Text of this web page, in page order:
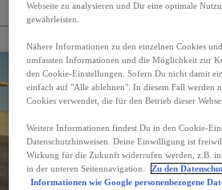
Angebote für
Webseite zu analysieren und Dir eine optimale
gewährleisten.
Nähere Informationen zu den einzelnen Cookies
umfassten Informationen und die Möglichkeit zur
den Cookie-Einstellungen. Sofern Du nicht damit
einfach auf "Alle ablehnen". In diesem Fall werden
Cookies verwendet, die für den Betrieb dieser
Weitere Informationen findest Du in den Cookie-
Datenschutzhinweisen. Deine Einwilligung ist
Wirkung für die Zukunft widerrufen werden, z.B.
in der unteren Seitennavigation.
Zu den
Informationen wie Google personenbezogene